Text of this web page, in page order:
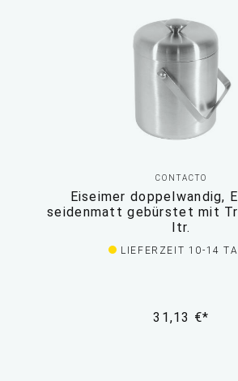
CONTACTO
Eiseimer doppelwandig,
seidenmatt gebürstet mit
ltr.
LIEFERZEIT 10-14
31,13 €*